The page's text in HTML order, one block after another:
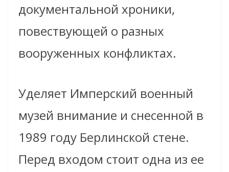
документальной хроники,
повествующей о разных
вооруженных конфликтах.
Уделяет Имперский военный
музей внимание и снесенной в
1989 году Берлинской стене.
Перед входом стоит одна из ее